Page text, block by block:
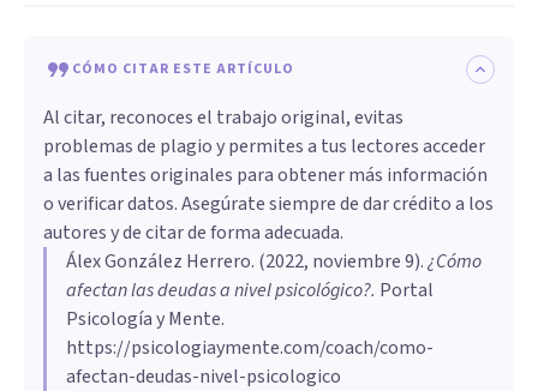
CÓMO CITAR ESTE ARTÍCULO
Al citar, reconoces el trabajo original, evitas
problemas de plagio y permites a tus lectores acceder
a las fuentes originales para obtener más información
o verificar datos. Asegúrate siempre de dar crédito a los
autores y de citar de forma adecuada.
Álex González Herrero. (2022, noviembre 9).¿Cómo
afectan las deudas a nivel psicológico?. Portal
Psicología y Mente.
https://psicologiaymente.com/coach/como-
afectan-deudas-nivel-psicologico